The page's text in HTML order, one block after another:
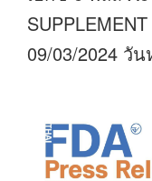
09/03/2024 วั